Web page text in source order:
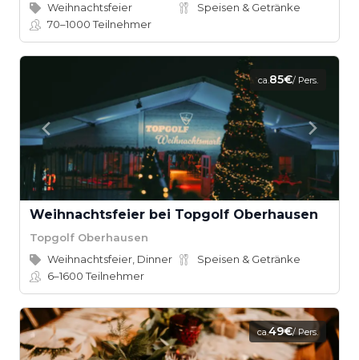
Weihnachtsfeier
Speisen & Getränke
70–1000Teilnehmer
ca.85€/ Pers.
Weihnachtsfeier bei Topgolf Oberhausen
Topgolf Oberhausen
Weihnachtsfeier, Dinner
Speisen & Getränke
6–1600Teilnehmer
ca.49€/ Pers.